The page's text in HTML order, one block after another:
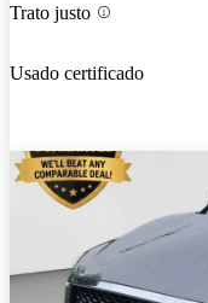
Trato justo
Usado certificado